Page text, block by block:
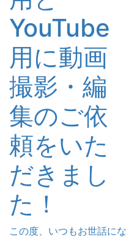
YouTube
用に動画
撮影・編
集のご依
頼をいた
だきまし
た！
この度、いつもお世話にな